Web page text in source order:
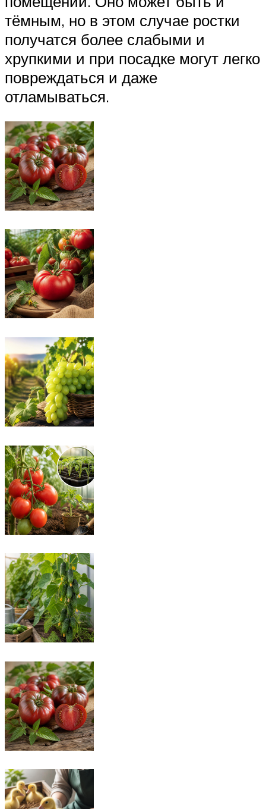
тёмным, но в этом случае ростки
получатся более слабыми и
хрупкими и при посадке могут легко
повреждаться и даже
отламываться.